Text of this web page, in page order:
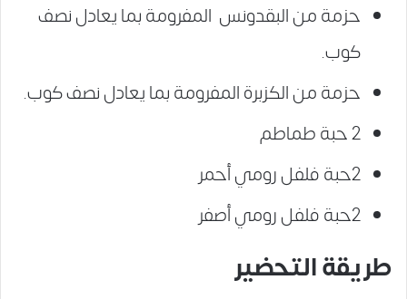
حزمة من البقدونس المفرومة بما يعادل نصف
كوب.
حزمة من الكزبرة المفرومة بما يعادل نصف كوب.
2 حبة طماطم
2حبة فلفل رومي أحمر
2حبة فلفل رومي أصفر
طريقة التحضير